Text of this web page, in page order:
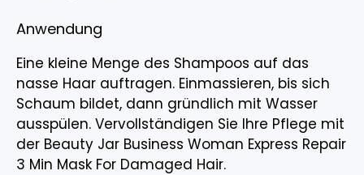
Anwendung
Eine kleine Menge des Shampoos auf das
nasse Haar auftragen. Einmassieren, bis sich
Schaum bildet, dann gründlich mit Wasser
ausspülen. Vervollständigen Sie Ihre Pflege mit
der Beauty Jar Business Woman Express Repair
3 Min Mask For Damaged Hair.